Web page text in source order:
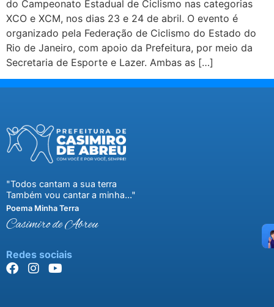
do Campeonato Estadual de Ciclismo nas categorias
XCO e XCM, nos dias 23 e 24 de abril. O evento é
organizado pela Federação de Ciclismo do Estado do
Rio de Janeiro, com apoio da Prefeitura, por meio da
Secretaria de Esporte e Lazer. Ambas as […]
"Todos cantam a sua terra
Também vou cantar a minha..."
Poema Minha Terra
Casimiro de Abreu
Redes sociais